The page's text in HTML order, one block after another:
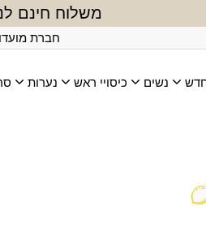
משלוח חינם
חברת
נשים כיסויי ראש נערות